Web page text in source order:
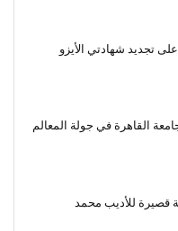
تجديد شهادتي الأيزو
القاهرة في جولة المعالم
قصيرة للأديب محمد